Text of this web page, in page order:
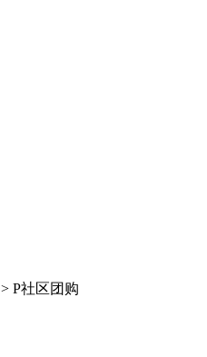
> P社区团购